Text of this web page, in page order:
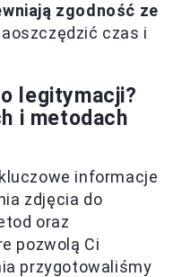
zgodność ze
czas i
legitymacji?
i metodach
informacje
zdjęcia do
oraz
pozwolą Ci
przygotowaliśmy